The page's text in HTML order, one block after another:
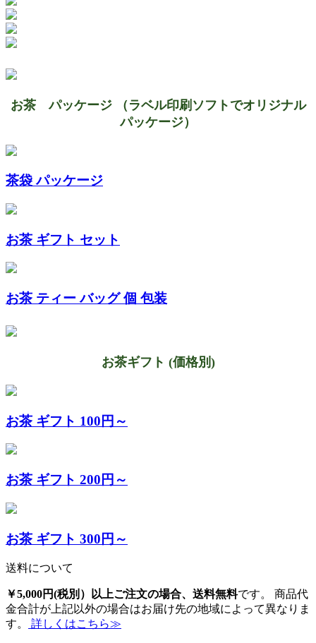
お茶 パッケージ （ラベル印刷ソフトでオリジナル
パッケージ）
茶袋 パッケージ
お茶 ギフト セット
お茶 ティー バッグ 個 包装
お茶ギフト (価格別)
お茶 ギフト 100円～
お茶 ギフト 200円～
お茶 ギフト 300円～
送料について
￥5,000円(税別）以上ご注文の場合、送料無料です。 商品代
金合計が上記以外の場合はお届け先の地域によって異なりま
す。
詳しくはこちら≫